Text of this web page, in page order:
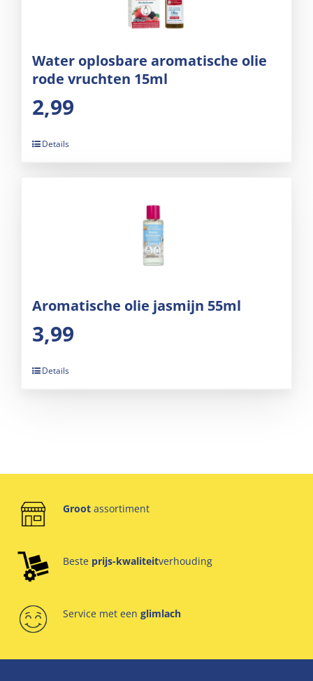
Water oplosbare aromatische olie
rode vruchten 15ml
2,99
Details
Aromatische olie jasmijn 55ml
3,99
Details
Groot assortiment
Beste prijs-kwaliteitverhouding
Service met een glimlach